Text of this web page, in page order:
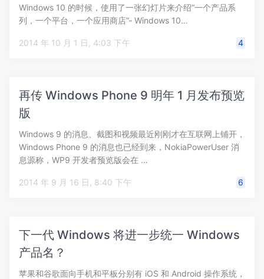
Windows 10 的时候，使用了一张幻灯片来介绍“一个产品系
列，一个平台，一个应用商店”- Windows 10…
2014 年 10 月 1 日, 4:03 下午 4
再传 Windows Phone 9 明年 1 月发布预览
版
Windows 9 的消息、截图和视频最近刚刚才在互联网上铺开，
Windows Phone 9 的消息也已经到来，NokiaPowerUser 消
息源称，WP9 开发者预览版会在 …
2014 年 9 月 16 日, 8:40 下午 6
下一代 Windows 将进一步统一 Windows
产品名？
苹果和谷歌面向手机和平板分别有 iOS 和 Android 操作系统，